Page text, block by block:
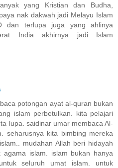
yang Kristian dan Budha,
nak dakwah jadi Melayu Islam
dan terlupa juga yang ahlinya
India akhirnya jadi Islam
potongan ayat al-quran bukan
islam perbetulkan. kita pelajari
lupa. saidinar umar membaca Al-
seharusnya kita bimbing mereka
mudahan Allah beri hidayah
agama islam. islam bukan hanya
seluruh umat islam. untuk